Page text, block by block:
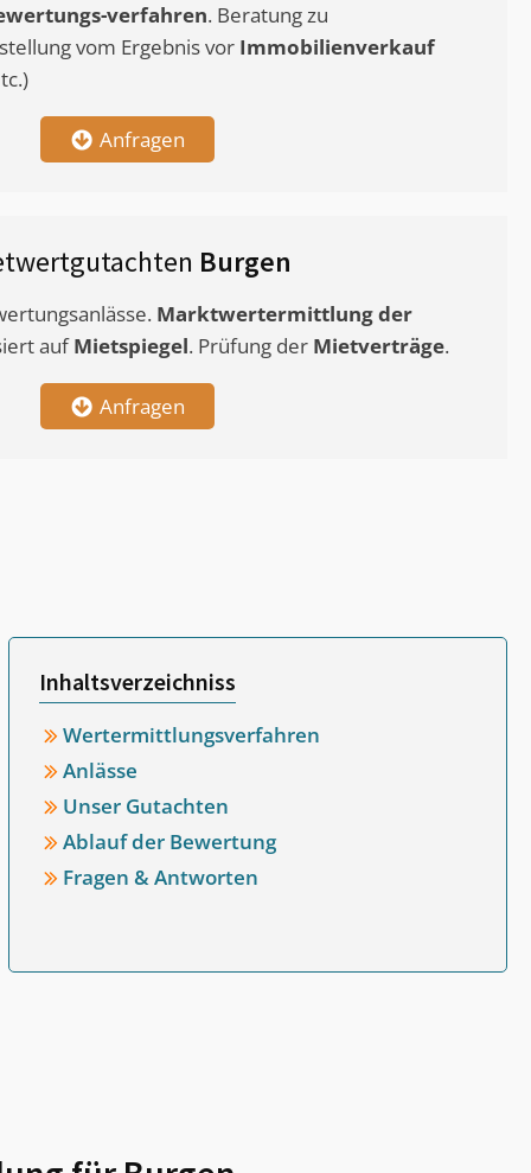
verfahren. Beratung zu
vom Ergebnis vor Immobilienverkauf
Anfragen
Burgen
Marktwertermittlungder
aufMietspiegel. Prüfung der Mietverträge.
Anfragen
Inhaltsverzeichniss
Wertermittlungsverfahren
Anlässe
Unser Gutachten
Ablauf der Bewertung
Fragen & Antworten